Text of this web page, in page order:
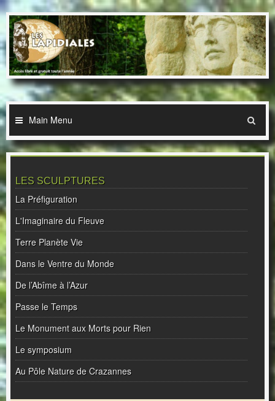
Skip
to
content
Main Menu
LES SCULPTURES
La Préfiguration
L'Imaginaire du Fleuve
Terre Planète Vie
Dans le Ventre du Monde
De l’Abîme à l’Azur
Passe le Temps
Le Monument aux Morts pour Rien
Le symposium
Au Pôle Nature de Crazannes